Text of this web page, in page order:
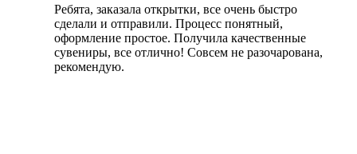
Ребята, заказала открытки, все очень быстро
сделали и отправили. Процесс понятный,
оформление простое. Получила качественные
сувениры, все отлично! Совсем не разочарована,
рекомендую.